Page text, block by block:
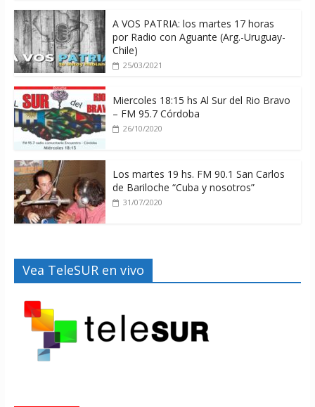
A VOS PATRIA: los martes 17 horas
por Radio con Aguante (Arg.-Uruguay-
Chile)
25/03/2021
Miercoles 18:15 hs Al Sur del Rio Bravo
– FM 95.7 Córdoba
26/10/2020
Los martes 19 hs. FM 90.1 San Carlos
de Bariloche “Cuba y nosotros”
31/07/2020
Vea TeleSUR en vivo